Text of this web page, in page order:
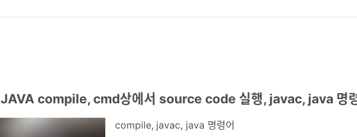
JAVA compile, cmd상에서 source code 실행, javac, java 명
compile, javac, java 명령어